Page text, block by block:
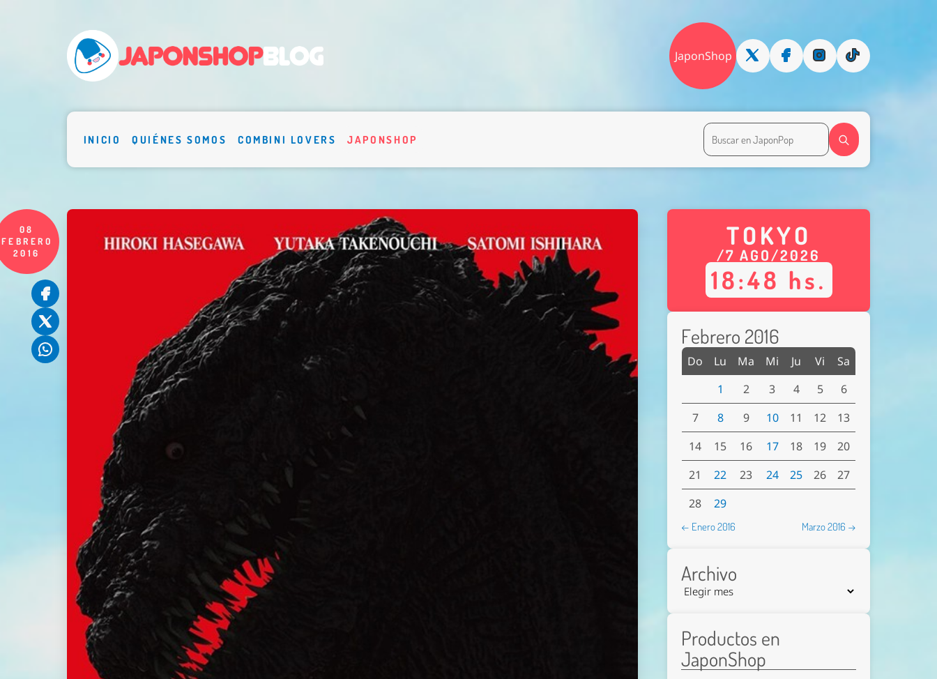
JaponShop
INICIO QUIÉNES SOMOS COMBINI LOVERS JAPONSHOP
08
FEBRERO
2016
TOKYO
/7 AGO/2026
18:48 hs.
Febrero 2016
Do Lu Ma Mi Ju Vi
Sa
1
2 3 4 5
6
7
8 9 10 11 12
13
14
15 16 17 18 19
20
21
22 23 24 25 26
27
28
29
← Enero 2016 Marzo 2016 →
Archivo
Productos en
JaponShop